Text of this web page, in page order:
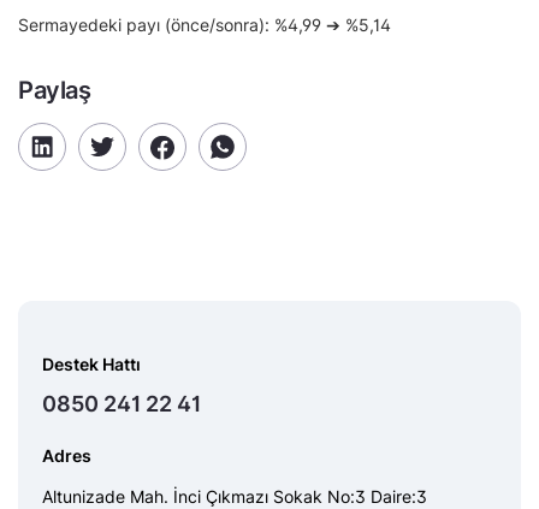
Sermayedeki payı (önce/sonra): %4,99 ➔ %5,14
Paylaş
Destek Hattı
0850 241 22 41
Adres
Altunizade Mah. İnci Çıkmazı Sokak No:3 Daire:3